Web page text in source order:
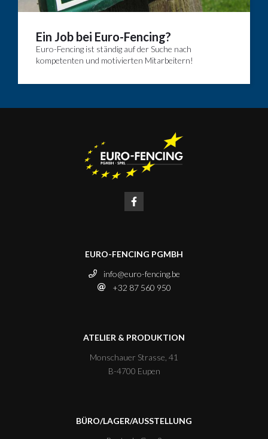
Ein Job bei Euro-Fencing?
Euro-Fencing ist ständig auf der Suche nach
kompetenten und motivierten Mitarbeitern!
EURO-FENCING PGMBH
info@euro-fencing.be
+32 87 560 950
ATELIER & PRODUKTION
Monschauer Strasse, 41
B-4700 Eupen
BÜRO/LAGER/AUSSTELLUNG